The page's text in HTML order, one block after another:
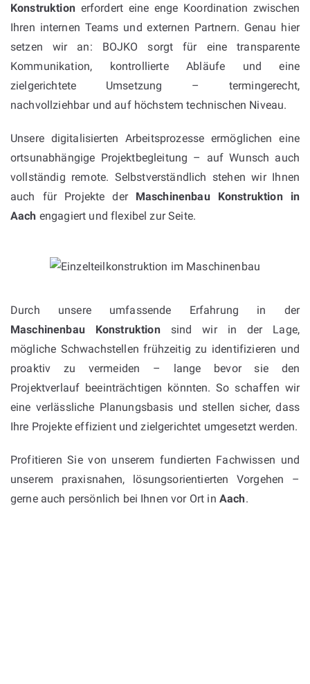
Konstruktionerfordert eine enge Koordination zwischen
Ihren internen Teams und externen Partnern. Genau hier
setzen wir an: BOJKO sorgt für eine transparente
Kommunikation, kontrollierte Abläufe und eine
zielgerichtete Umsetzung – termingerecht,
nachvollziehbar und auf höchstem technischen Niveau.
Unsere digitalisierten Arbeitsprozesse ermöglichen eine
ortsunabhängige Projektbegleitung – auf Wunsch auch
vollständig remote. Selbstverständlich stehen wir Ihnen
auch für Projekte der Maschinenbau Konstruktion in
Aach engagiert und flexibel zur Seite.
Durch unsere umfassende Erfahrung in der
Maschinenbau Konstruktionsind wir in der Lage,
mögliche Schwachstellen frühzeitig zu identifizieren und
proaktiv zu vermeiden – lange bevor sie den
Projektverlauf beeinträchtigen könnten. So schaffen wir
eine verlässliche Planungsbasis und stellen sicher, dass
Ihre Projekte effizient und zielgerichtet umgesetzt werden.
Profitieren Sie von unserem fundierten Fachwissen und
unserem praxisnahen, lösungsorientierten Vorgehen –
gerne auch persönlich bei Ihnen vor Ort in Aach.